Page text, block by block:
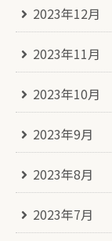
2023年12月
2023年11月
2023年10月
2023年9月
2023年8月
2023年7月